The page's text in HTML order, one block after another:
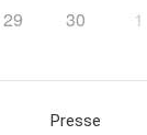
29 30 1
Presse